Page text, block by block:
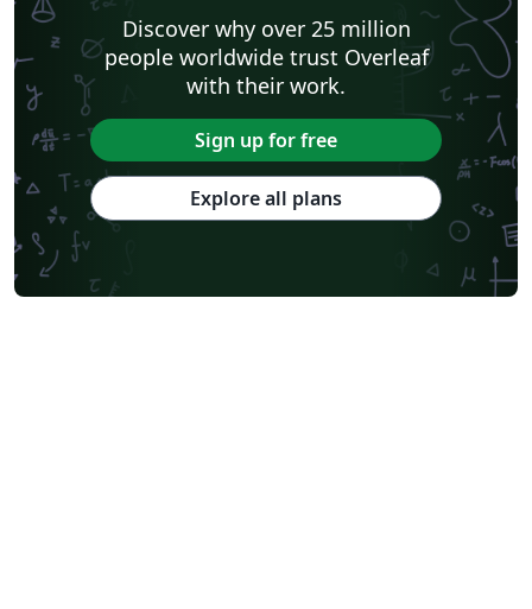
Discover why over 25 million
people worldwide trust Overleaf
with their work.
Sign up for free
Explore all plans